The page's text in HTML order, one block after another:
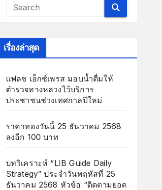
เรื่องล่าสุด
แฟลช เอ็กซ์เพรส มอบน้ำดื่มให้
ตำรวจทางหลวงไว้บริการ
ประชาชนช่วงเทศกาลปีใหม่
ราคาทองวันนี้ 25 ธันวาคม 2568
ลงอีก 100 บาท
บทวิเคราะห์ “LIB Guide Daily
Strategy” ประจำวันพฤหัสที่ 25
ธันวาคม 2568 หัวข้อ “ติดตามยอด